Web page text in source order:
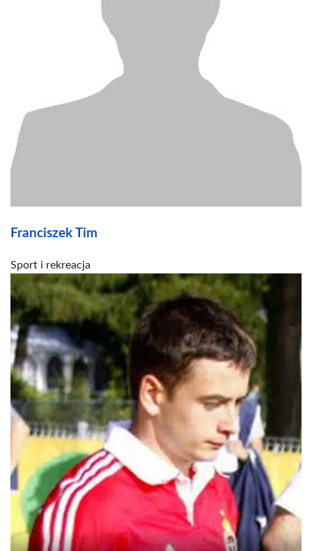
Franciszek Tim
Sport i rekreacja